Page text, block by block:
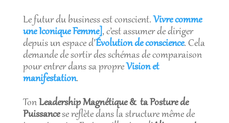
Le futur du business est conscient.Vivre comme
une Iconique Femme], c’est assumer de diriger
depuis un espace d’Évolution de conscience. Cela
demande de sortir des schémas de comparaison
pour entrer dans sa propreVision et
manifestation.
TonLeadership Magnétique & ta Posture de
Puissancese reflète dans la structure même de